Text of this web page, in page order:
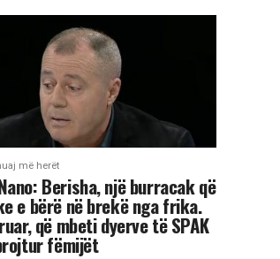
më herët
Berisha, një burracak që
e bërë në brekë nga frika.
që mbeti dyerve të SPAK
fëmijët